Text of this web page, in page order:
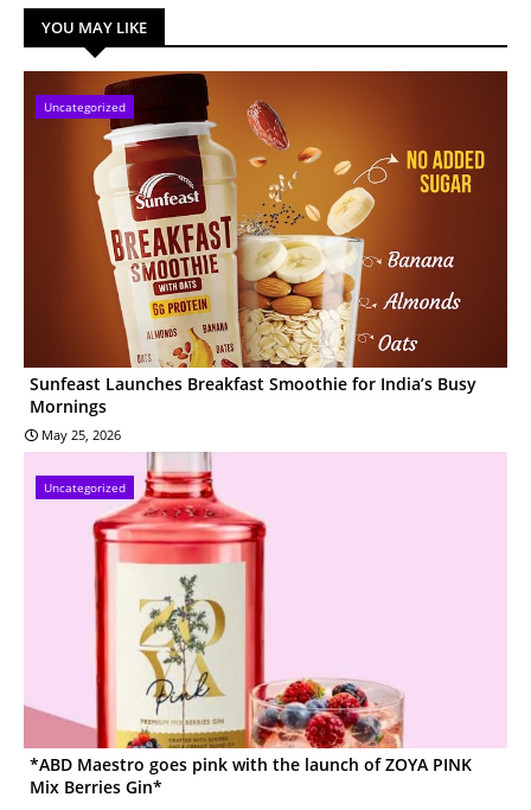
YOU MAY LIKE
Uncategorized
Sunfeast Launches Breakfast Smoothie for India’s Busy
Mornings
May 25, 2026
Uncategorized
*ABD Maestro goes pink with the launch of ZOYA PINK
Mix Berries Gin*